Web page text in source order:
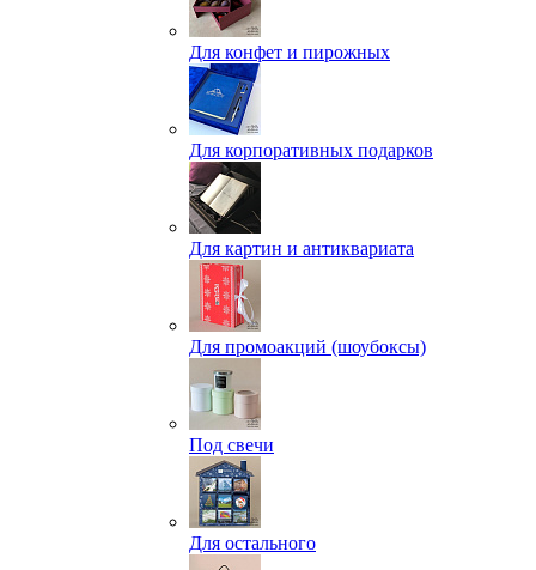
Для конфет и пирожных
Для корпоративных подарков
Для картин и антиквариата
Для промоакций (шоубоксы)
Под свечи
Для остального